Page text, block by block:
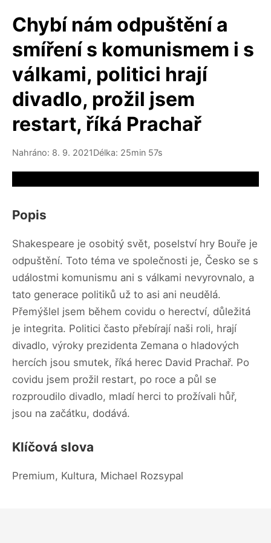
Chybí nám odpuštění a
smíření s komunismem i s
válkami, politici hrají
divadlo, prožil jsem
restart, říká Prachař
Nahráno: 8. 9. 2021Délka: 25min 57s
Popis
Shakespeare je osobitý svět, poselství hry Bouře je
odpuštění. Toto téma ve společnosti je, Česko se s
událostmi komunismu ani s válkami nevyrovnalo, a
tato generace politiků už to asi ani neudělá.
Přemýšlel jsem během covidu o herectví, důležitá
je integrita. Politici často přebírají naši roli, hrají
divadlo, výroky prezidenta Zemana o hladových
hercích jsou smutek, říká herec David Prachař. Po
covidu jsem prožil restart, po roce a půl se
rozproudilo divadlo, mladí herci to prožívali hůř,
jsou na začátku, dodává.
Klíčová slova
Premium, Kultura, Michael Rozsypal